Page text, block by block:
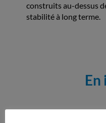
construits au-dessus
stabilité à long terme.
En